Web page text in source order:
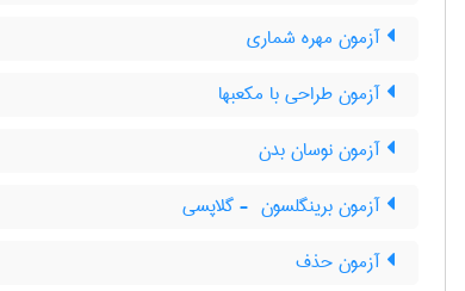
آزمون مهره شماری
آزمون طراحی با مکعبها
آزمون نوسان بدن
آزمون برینگلسون ‎ - گلاپسی
آزمون حذف